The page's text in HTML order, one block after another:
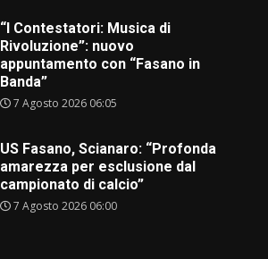
“I Contestatori: Musica di
Rivoluzione”: nuovo
appuntamento con “Fasano in
Banda”
7 Agosto 2026 06:05
US Fasano, Scianaro: “Profonda
amarezza per esclusione dal
campionato di calcio”
7 Agosto 2026 06:00